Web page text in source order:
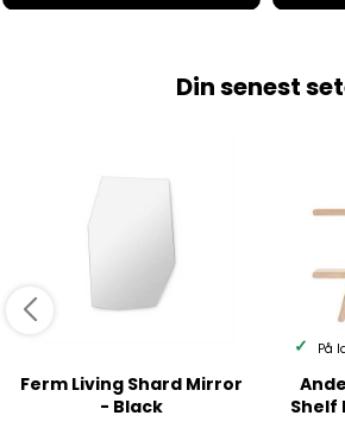
Din senest
Ferm Living Shard Mirror
- Black
På
Shelf